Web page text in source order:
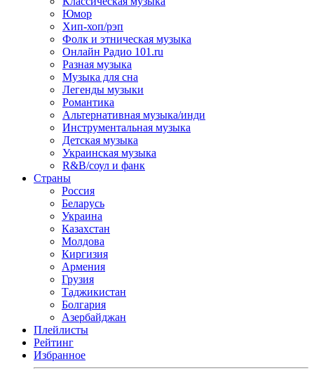
Юмор
Хип-хоп/рэп
Фолк и этническая музыка
Онлайн Радио 101.ru
Разная музыка
Музыка для сна
Легенды музыки
Романтика
Альтернативная музыка/инди
Инструментальная музыка
Детская музыка
Украинская музыка
R&B/cоул и фанк
Страны
Россия
Беларусь
Украина
Казахстан
Молдова
Киргизия
Армения
Грузия
Таджикистан
Болгария
Азербайджан
Плейлисты
Рейтинг
Избранное